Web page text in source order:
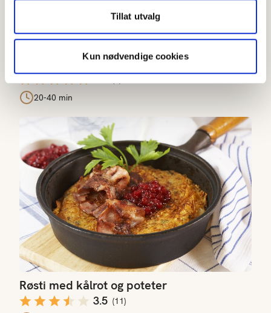
Tillat utvalg
Kun nødvendige cookies
4.8
20-40 min
Røsti med kålrot og poteter
3.5 (11)
Røsti med kålrot og poteter